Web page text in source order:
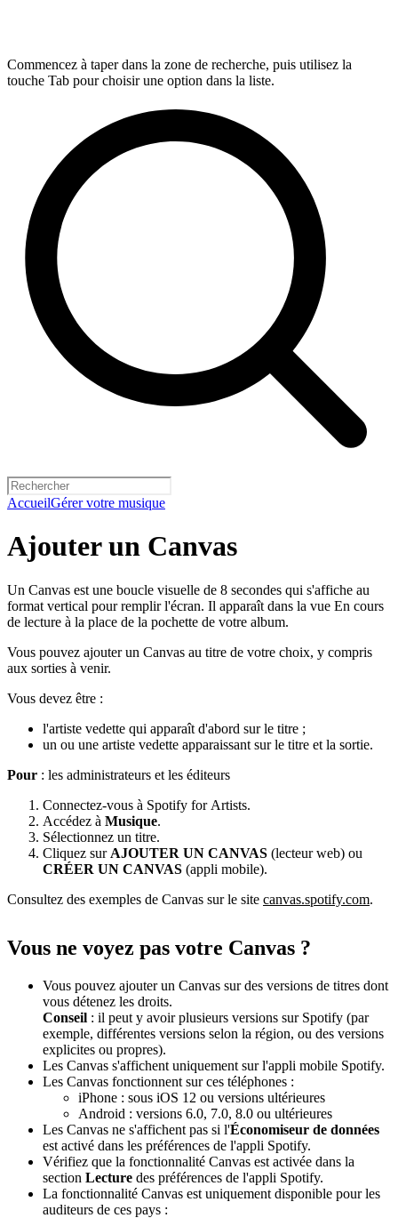
Commencez à taper dans la zone de recherche, puis utilisez la
touche Tab pour choisir une option dans la liste.
AccueilGérer votre musique
Ajouter un Canvas
Un Canvas est une boucle visuelle de 8 secondes qui s'affiche au
format vertical pour remplir l'écran. Il apparaît dans la vue En cours
de lecture à la place de la pochette de votre album.
Vous pouvez ajouter un Canvas au titre de votre choix, y compris
aux sorties à venir.
Vous devez être :
l'artiste vedette qui apparaît d'abord sur le titre ;
un ou une artiste vedette apparaissant sur le titre et la sortie.
Pour : les administrateurs et les éditeurs
Connectez-vous à Spotify for Artists.
Accédez à Musique.
Sélectionnez un titre.
Cliquez sur AJOUTER UN CANVAS (lecteur web) ou
CRÉER UN CANVAS (appli mobile).
Consultez des exemples de Canvas sur le site canvas.spotify.com.
Vous ne voyez pas votre Canvas ?
Vous pouvez ajouter un Canvas sur des versions de titres dont
vous détenez les droits.
Conseil : il peut y avoir plusieurs versions sur Spotify (par
exemple, différentes versions selon la région, ou des versions
explicites ou propres).
Les Canvas s'affichent uniquement sur l'appli mobile Spotify.
Les Canvas fonctionnent sur ces téléphones :
iPhone : sous iOS 12 ou versions ultérieures
Android : versions 6.0, 7.0, 8.0 ou ultérieures
Les Canvas ne s'affichent pas si l'Économiseur de données
est activé dans les préférences de l'appli Spotify.
Vérifiez que la fonctionnalité Canvas est activée dans la
section Lecture des préférences de l'appli Spotify.
La fonctionnalité Canvas est uniquement disponible pour les
auditeurs de ces pays :